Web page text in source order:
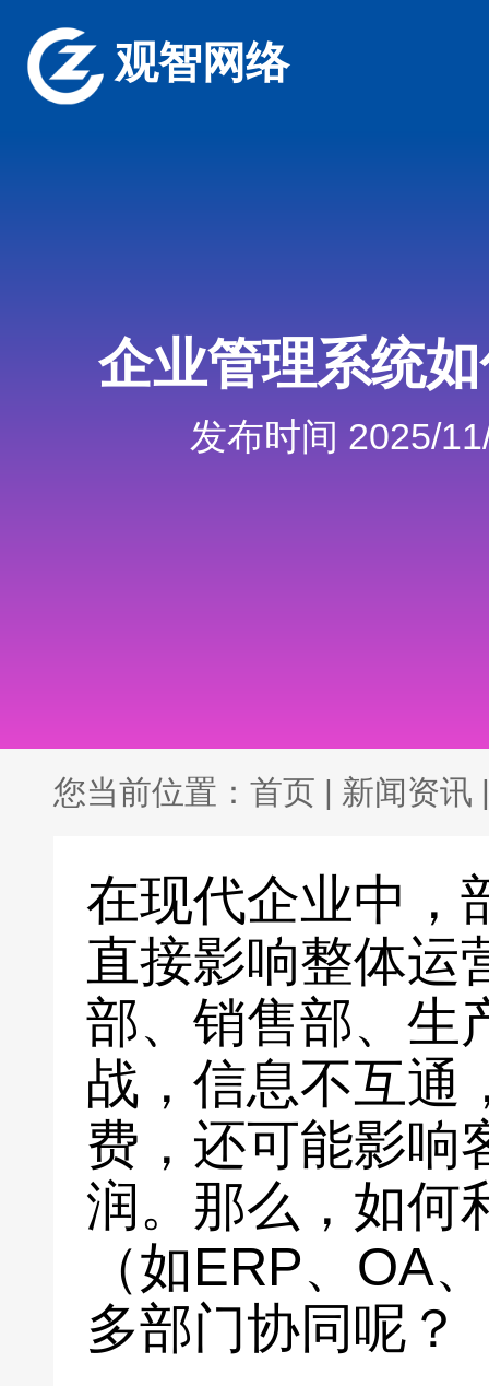
观智网络
企业管理系统
发布时间 2025/
您当前位置： 首页 | 新闻资讯 |
在现代企业中，
直接影响整体运
部、销售部、生
战，信息不互通
费，还可能影响
润。那么，如何
（如ERP、OA
多部门协同呢？